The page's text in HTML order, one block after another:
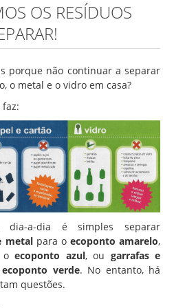
OS RESÍDUOS
porque não continuar a separar
o metal e o vidro em casa?
a-dia é simples separar
metalpara o ecoponto amarelo,
oecoponto azul, ou garrafas e
ecoponto verde. No entanto, há
questões.